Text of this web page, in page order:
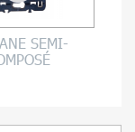
SEMI-